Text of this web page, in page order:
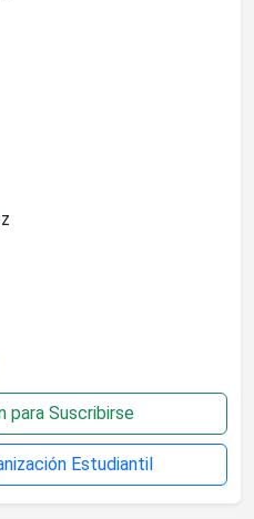
para Suscribirse
Estudiantil